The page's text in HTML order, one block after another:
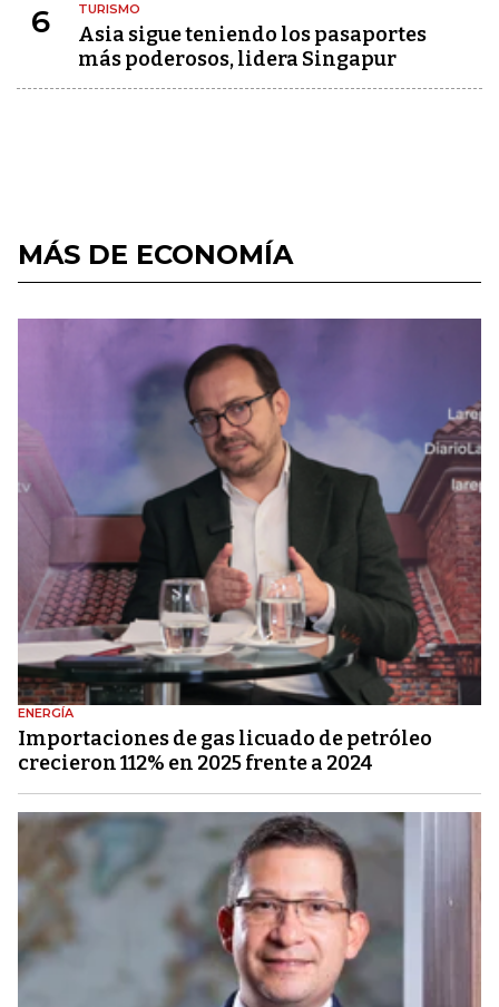
6 TURISMO
Asia sigue teniendo los pasaportes
más poderosos, lidera Singapur
MÁS DE ECONOMÍA
ENERGÍA
Importaciones de gas licuado de petróleo
crecieron 112% en 2025 frente a 2024